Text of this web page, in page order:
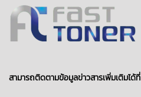
สามารถติดตามข้อมูลข่าวสารเพิ่มเติมได้ที่